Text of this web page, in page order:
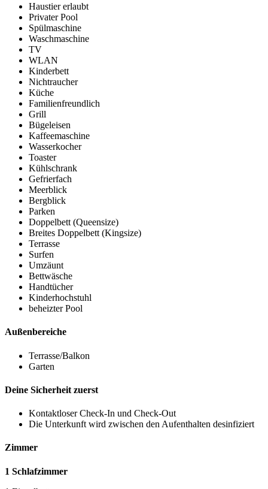
Haustier erlaubt
Privater Pool
Spülmaschine
Waschmaschine
TV
WLAN
Kinderbett
Nichtraucher
Küche
Familienfreundlich
Grill
Bügeleisen
Kaffeemaschine
Wasserkocher
Toaster
Kühlschrank
Gefrierfach
Meerblick
Bergblick
Parken
Doppelbett (Queensize)
Breites Doppelbett (Kingsize)
Terrasse
Surfen
Umzäunt
Bettwäsche
Handtücher
Kinderhochstuhl
beheizter Pool
Außenbereiche
Terrasse/Balkon
Garten
Deine Sicherheit zuerst
Kontaktloser Check-In und Check-Out
Die Unterkunft wird zwischen den Aufenthalten desinfiziert
Zimmer
1 Schlafzimmer